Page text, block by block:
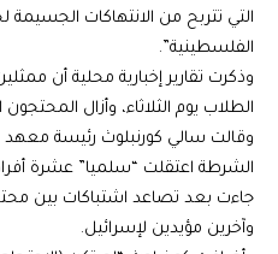
التي تتربح من الانتهاكات الجسيمة
الفلسطينية”.
وذكرت تقارير إخبارية محلية أن
الطلاب يوم الثلاثاء، وأزال
وقالت سالي كورنبلوث رئيسة
الشرطة اعتقلت “سلميا” عشرة
جاءت بعد تصاعد اشتباكات بين
وآخرين مؤيدين لإسرائيل.